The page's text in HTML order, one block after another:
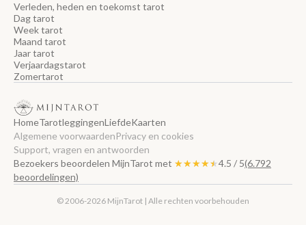
Verleden, heden en toekomst tarot
Dag tarot
Week tarot
Maand tarot
Jaar tarot
Verjaardagstarot
Zomertarot
HomeTarotleggingenLiefdeKaarten
Algemene voorwaardenPrivacy en cookies
Support, vragen en antwoorden
Bezoekers beoordelen MijnTarot met ★★★★★
★★★★★4.5 / 5(6.792
beoordelingen)
© 2006-2026 MijnTarot | Alle rechten voorbehouden